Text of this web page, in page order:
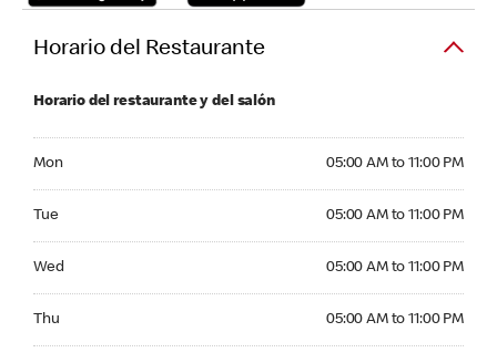
Horario del Restaurante
Horario del restaurante y del salón
Mon 05:00 AM to 11:00 PM
Tue 05:00 AM to 11:00 PM
Wed 05:00 AM to 11:00 PM
Thu 05:00 AM to 11:00 PM